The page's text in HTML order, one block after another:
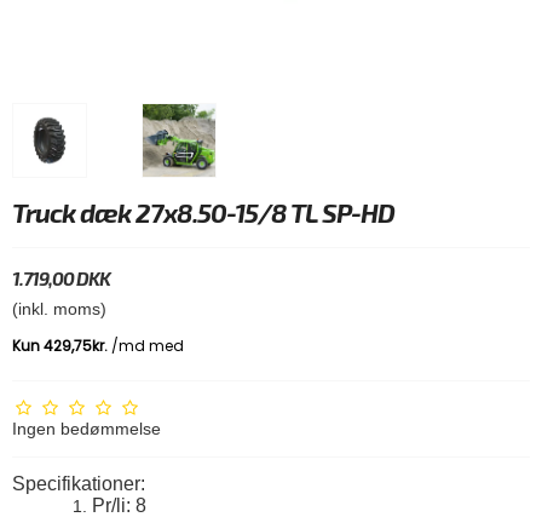
Truck dæk 27x8.50-15/8 TL SP-HD
1.719,00 DKK
(inkl. moms)
Ingen bedømmelse
Specifikationer:
Pr/li: 8